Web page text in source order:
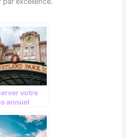
votre
annuel
reussi